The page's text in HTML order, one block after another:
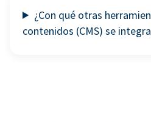
¿Con qué otras
contenidos (CMS) se